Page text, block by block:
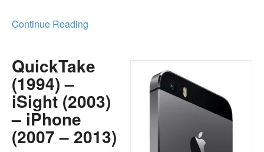
Continue Reading
QuickTake
(1994) –
iSight (2003)
– iPhone
(2007 – 2013)